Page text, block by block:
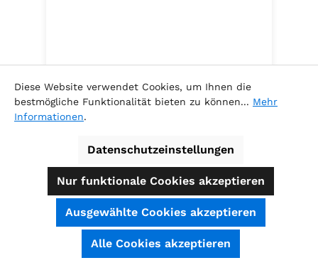
POSTHOERNLE 500G
Kilogramm )
Verkaufspreis:
Regulärer Preis:
Diese Website verwendet Cookies, um Ihnen die
bestmögliche Funktionalität bieten zu können... Mehr
Informationen.
Datenschutzeinstellungen
Nur funktionale Cookies akzeptieren
Ausgewählte Cookies akzeptieren
Alle Cookies akzeptieren
SEHR GUT (4.74 / 5)
Bewertungen bei: shopauskunft.de, ausgezeichnet.org, shopvote.de ⓘ
Informationen zur Echtheit der Bewertungen